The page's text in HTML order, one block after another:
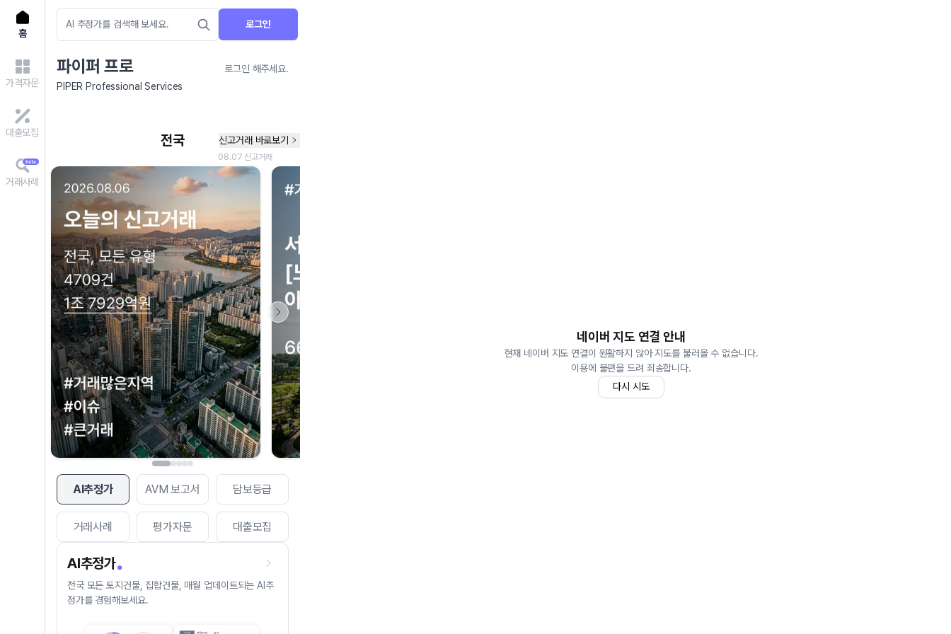
홈
가격자문
대출모집
거래사례
로그인
파이퍼 프로
로그인 해주세요.
PIPER Professional Services
AI추정가 AVM 보고서 담보등급
거래사례 평가자문 대출모집
AI추정가
전국 모든 토지건물, 집합건물, 매월 업데이트되는 AI추
정가를 경험해보세요.
네이버 지도 연결 안내
현재 네이버 지도 연결이 원활하지 않아 지도를 불러올 수 없습니다.
이용에 불편을 드려 죄송합니다.
다시 시도